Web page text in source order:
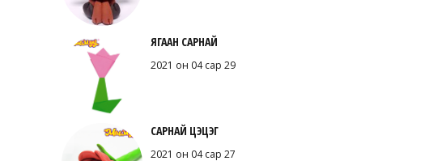
ЯГААН САРНАЙ
2021 он 04 сар 29
САРНАЙ ЦЭЦЭГ
2021 он 04 сар 27